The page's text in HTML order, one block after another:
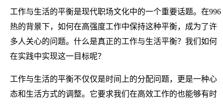
工作与生活的平衡是现代职场文化中的一个重要话题。在996
热的背景下，如何在高强度工作中保持这种平衡，成为了许
多人关心的问题。什么是真正的工作与生活平衡？我们如何
在实践中实现这一目标呢？
工作与生活的平衡不仅仅是时间上的分配问题，更是一种心
态和生活方式的调整。它要求我们在高效工作的也能够有时